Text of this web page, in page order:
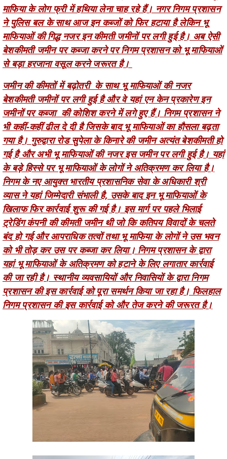
माफियाओं की गिद्ध नजर इन कीमती जमीनों पर लगी हुई है। अब ऐसी
बेशकीमती जमीन पर कब्जा करने पर निगम प्रशासन को भू माफियाओं
से बड़ा हरजाना वसूल करने जरूरत है।
जमीन की कीमतों में बढ़ोतरी के साथ भू माफियाओं की नजर
बेशकीमती जमीनों पर लगी हुई है और वे यहां एन केन प्रकारेण इन
जमीनों पर कब्जा की कोशिश करने में लगे हुए हैं। निगम प्रशासन ने
भी कहीं-कहीं ढील दे दी है जिसके बाद भू माफियाओं का हौसला बढ़ता
गया है। गुरुद्वारा रोड सुपेला के किनारे की जमीन अत्यंत बेशकीमती हो
गई है और अभी भू माफियाओं की नजर इस जमीन पर लगी हुई है। यहां
के बड़े हिस्से पर भू माफियाओं के लोगों ने अतिक्रमण कर लिया है।
निगम के नए आयुक्त भारतीय प्रशासनिक सेवा के अधिकारी श्री
व्यास ने यहां जिम्मेदारी संभाली है, उसके बाद इन भू माफियाओं के
खिलाफ फिर कार्रवाई शुरू की गई है। इस मार्ग पर पहले भिलाई
ट्रेडिंग कंपनी की कीमती जमीन थी जो कि कतिपय विवादों के चलते
बंद हो गई और आपराधिक तत्वों तथा भू माफिया के लोगों ने उस भवन
को भी तोड़ कर उस पर कब्जा कर लिया। निगम प्रशासन के द्वारा
यहां भू माफियाओं के अतिक्रमण को हटाने के लिए लगातार कार्रवाई
की जा रही है। स्थानीय व्यवसायियों और निवासियों के द्वारा निगम
प्रशासन की इस कार्रवाई को पूरा समर्थन किया जा रहा है। फिलहाल
निगम प्रशासन की इस कार्रवाई को और तेज करने की जरूरत है।